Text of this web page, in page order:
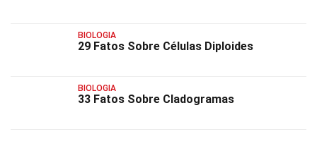
BIOLOGIA
29 Fatos Sobre Células Diploides
BIOLOGIA
33 Fatos Sobre Cladogramas